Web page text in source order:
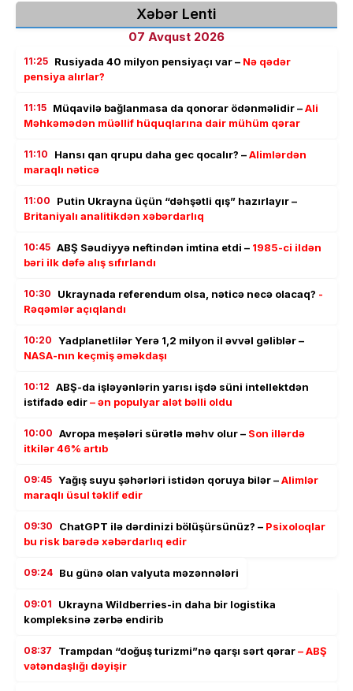
Xəbər Lenti
07 Avqust 2026
11:25 Rusiyada 40 milyon pensiyaçı var – Nə qədər
pensiya alırlar?
11:15 Müqavilə bağlanmasa da qonorar ödənməlidir –Ali
Məhkəmədən müəllif hüquqlarına dair mühüm qərar
11:10 Hansı qan qrupu daha gec qocalır? –Alimlərdən
maraqlı nəticə
11:00
Putin Ukrayna üçün “dəhşətli qış” hazırlayır –
Britaniyalı analitikdən xəbərdarlıq
10:45 ABŞ Səudiyyə neftindən imtina etdi – 1985-ci ildən
bəri ilk dəfə alış sıfırlandı
10:30 Ukraynada referendum olsa, nəticə necə olacaq? -
Rəqəmlər açıqlandı
10:20 Yadplanetlilər Yerə 1,2 milyon il əvvəl gəliblər –
NASA-nın keçmiş əməkdaşı
10:12 ABŞ-da işləyənlərin yarısı işdə süni intellektdən
istifadə edir– ən populyar alət bəlli oldu
10:00 Avropa meşələri sürətlə məhv olur – Son illərdə
itkilər 46% artıb
09:45 Yağış suyu şəhərləri istidən qoruya bilər –Alimlər
maraqlı üsul təklif edir
09:30 ChatGPT ilə dərdinizi bölüşürsünüz? – Psixoloqlar
bu risk barədə xəbərdarlıq edir
09:24 Bu günə olan valyuta məzənnələri
09:01
Ukrayna Wildberries-in daha bir logistika
kompleksinə zərbə endirib
08:37 Trampdan “doğuş turizmi”nə qarşı sərt qərar– ABŞ
vətəndaşlığı dəyişir